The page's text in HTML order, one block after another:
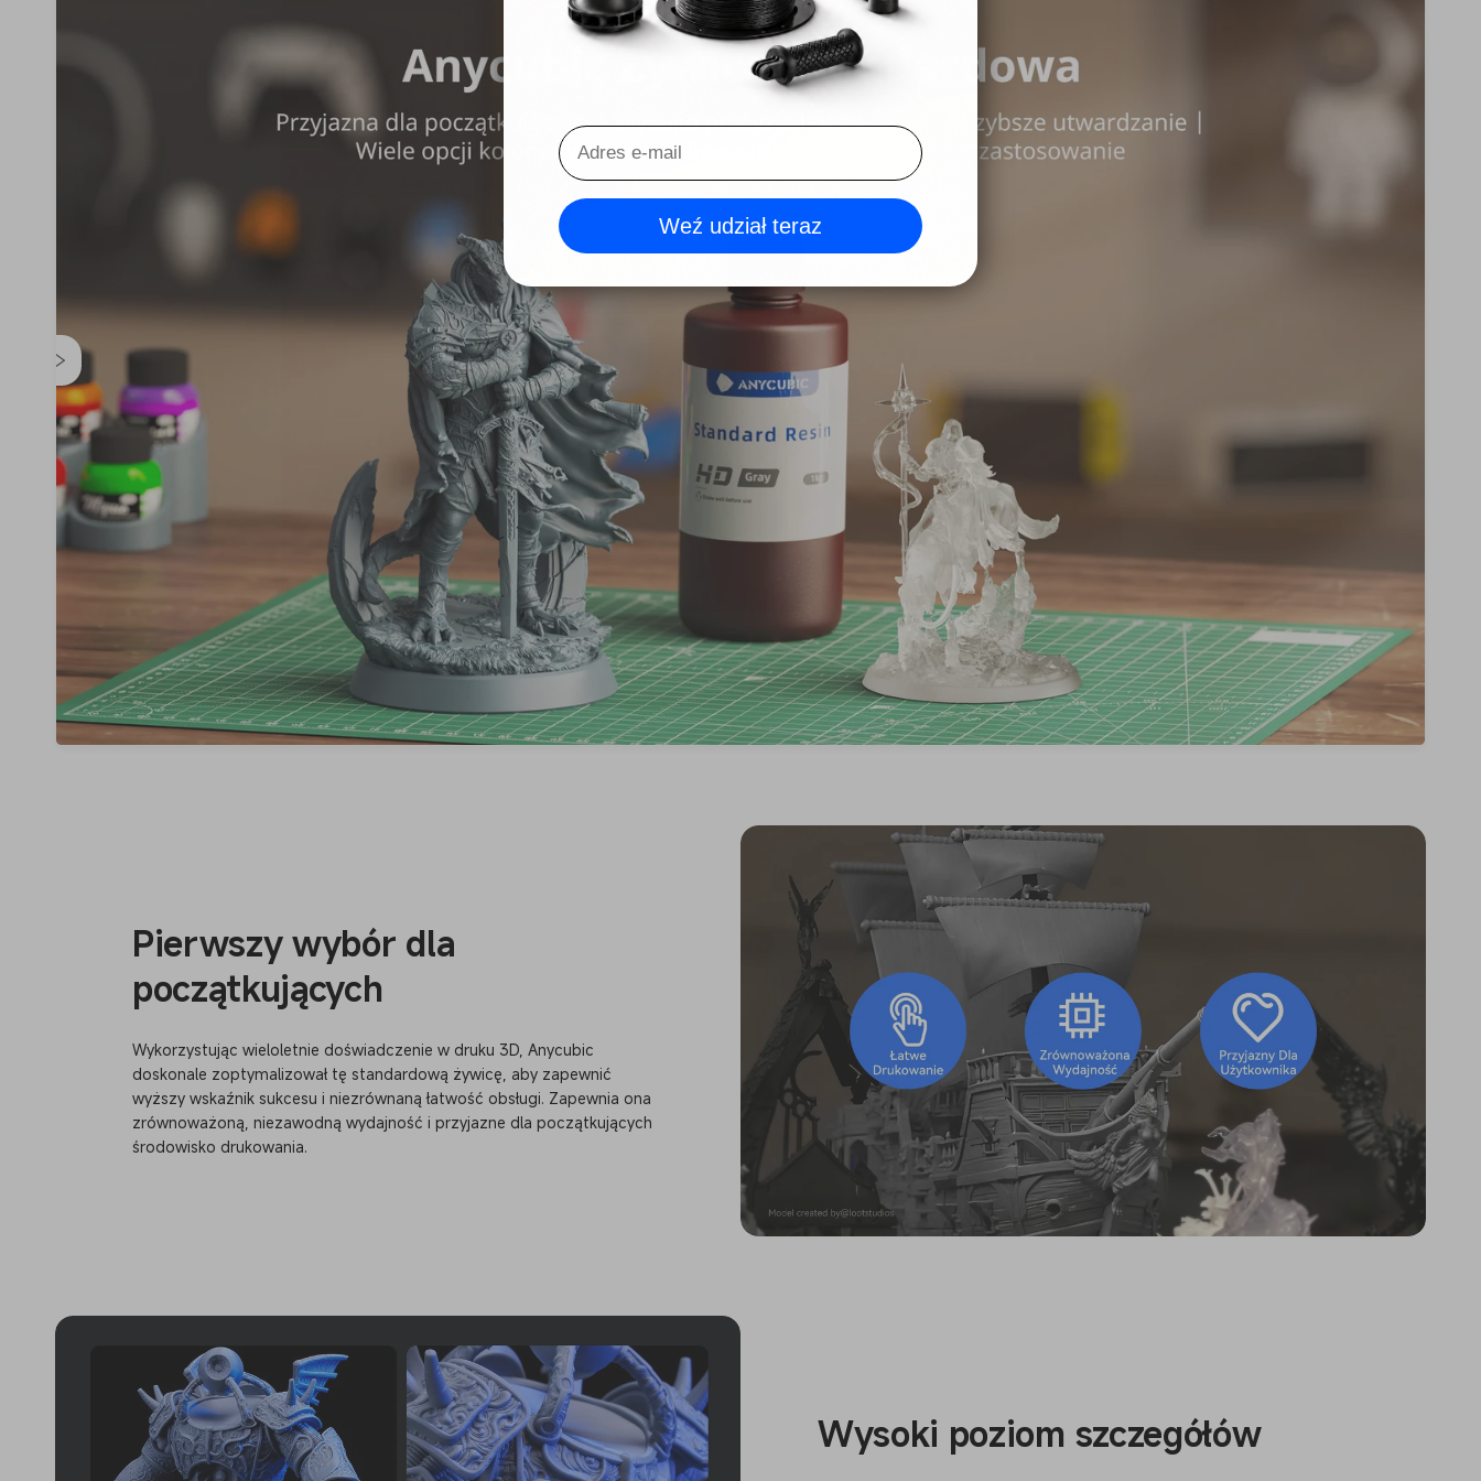
Szerokie zastosowanie
Pierwszy wybór dla
początkujących
Wykorzystując wieloletnie doświadczenie w druku 3D, Anycubic
doskonale zoptymalizował tę standardową żywicę, aby zapewnić
wyższy wskaźnik sukcesu i niezrównaną łatwość obsługi. Zapewnia ona
zrównoważoną, niezawodną wydajność i przyjazne dla początkujących
środowisko drukowania.
Wysoki poziom szczegółów
Weź udział teraz